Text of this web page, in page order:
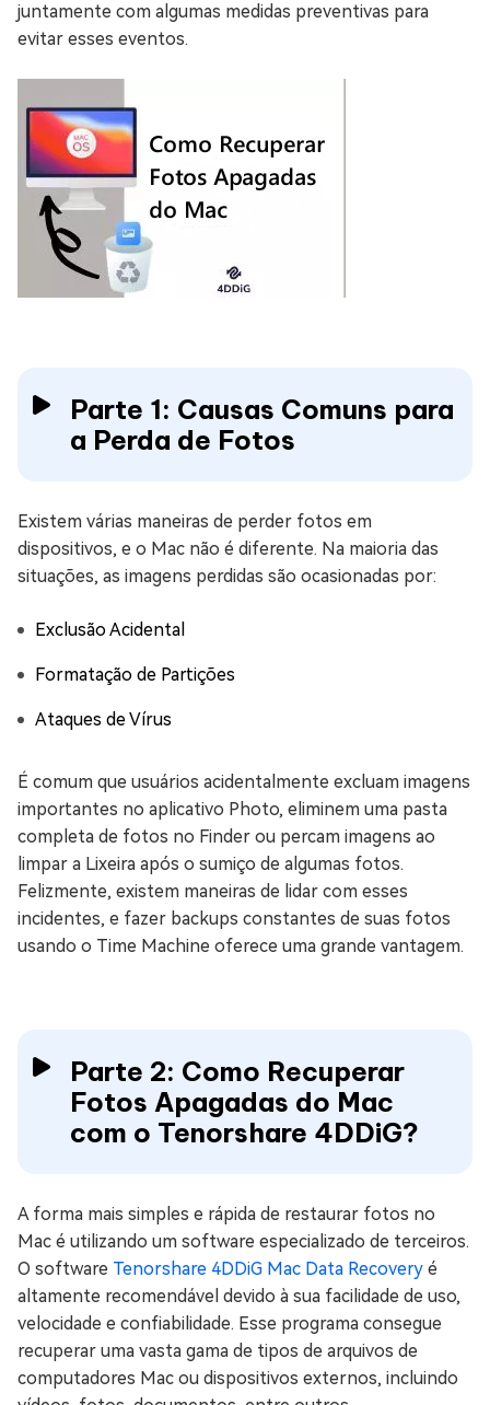
juntamente com algumas medidas preventivas para
evitar esses eventos.
Parte 1: Causas Comuns para
a Perda de Fotos
Existem várias maneiras de perder fotos em
dispositivos, e o Mac não é diferente. Na maioria das
situações, as imagens perdidas são ocasionadas por:
Exclusão Acidental
Formatação de Partições
Ataques de Vírus
É comum que usuários acidentalmente excluam imagens
importantes no aplicativo Photo, eliminem uma pasta
completa de fotos no Finder ou percam imagens ao
limpar a Lixeira após o sumiço de algumas fotos.
Felizmente, existem maneiras de lidar com esses
incidentes, e fazer backups constantes de suas fotos
usando o Time Machine oferece uma grande vantagem.
Parte 2: Como Recuperar
Fotos Apagadas do Mac
com o Tenorshare 4DDiG?
A forma mais simples e rápida de restaurar fotos no
Mac é utilizando um software especializado de terceiros.
O software Tenorshare 4DDiG Mac Data Recovery é
altamente recomendável devido à sua facilidade de uso,
velocidade e confiabilidade. Esse programa consegue
recuperar uma vasta gama de tipos de arquivos de
computadores Mac ou dispositivos externos, incluindo